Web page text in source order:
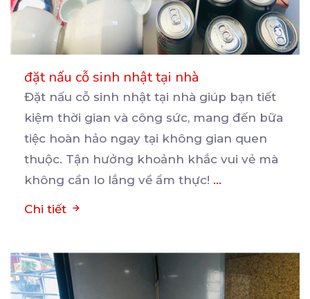
đặt nấu cỗ sinh nhật tại nhà
Đặt nấu cỗ sinh nhật tại nhà giúp bạn tiết
kiệm thời gian và công sức, mang đến bữa
tiệc hoàn hảo ngay tại không gian quen
thuộc. Tận hưởng khoảnh khắc vui vẻ mà
không cần lo lắng về ẩm thực! ...
Chi tiết